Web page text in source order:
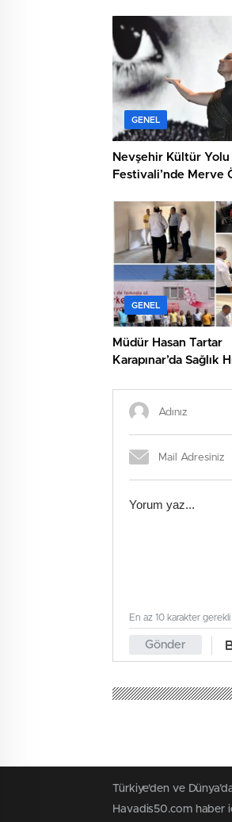
GENEL
Nevşehir Kültür Yolu
Festivali’nde Merve
GENEL
Müdür Hasan Tartar
Karapınar’da Sağlık
Gönder
En az 10 karakter gerekli
Türkiye'den ve
Havadis50.com haber